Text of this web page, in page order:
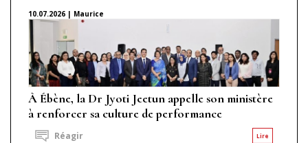
10.07.2026 | Maurice
À Ébène, la Dr Jyoti Jeetun appelle son ministère
à renforcer sa culture de performance
Lire
Réagir